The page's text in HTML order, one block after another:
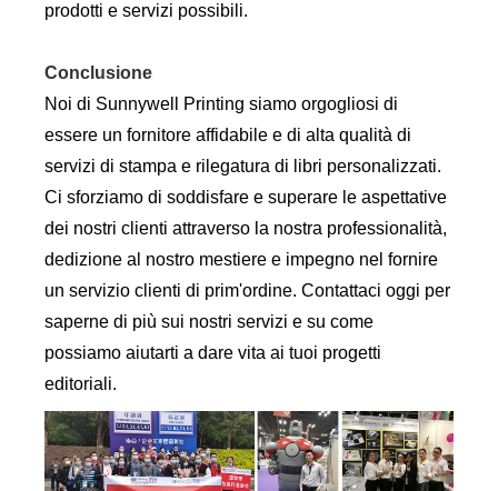
prodotti e servizi possibili.
Conclusione
Noi di Sunnywell Printing siamo orgogliosi di
essere un fornitore affidabile e di alta qualità di
servizi di stampa e rilegatura di libri personalizzati.
Ci sforziamo di soddisfare e superare le aspettative
dei nostri clienti attraverso la nostra professionalità,
dedizione al nostro mestiere e impegno nel fornire
un servizio clienti di prim'ordine. Contattaci oggi per
saperne di più sui nostri servizi e su come
possiamo aiutarti a dare vita ai tuoi progetti
editoriali.